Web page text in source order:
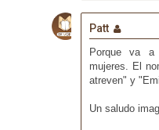
Patt
Porque va
mujeres. El
atreven" y
Un saludo